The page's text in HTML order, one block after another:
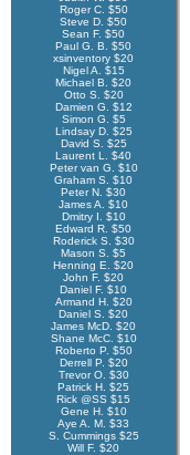
Roger C. $50
Steve D. $50
Sean F. $50
Paul G. B. $50
xsinventory $20
Nigel A. $15
Michael B. $20
Otto S. $20
Damien G. $12
Simon G. $5
Lindsay D. $25
David S. $25
Laurent L. $40
Peter van G. $10
Graham S. $10
Peter N. $30
James A. $10
Dmitry I. $10
Edward R. $50
Roderick S. $30
Mason S. $5
Henning E. $20
John F. $20
Daniel F. $10
Armand H. $20
Daniel S. $20
James McD. $20
Shane McC. $10
Roberto P. $50
Derrell P. $20
Trevor O. $30
Patrick H. $25
Rick @SS $15
Gene H. $10
Aye A. M. $33
S. Cummings $25
Will F. $20